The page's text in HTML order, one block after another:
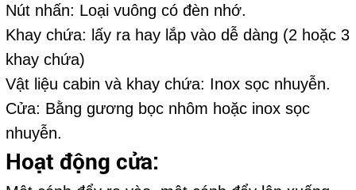
Nút nhấn: Loại vuông có đèn nhớ.
Khay chứa: lấy ra hay lắp vào dễ dàng (2 hoặc 3
khay chứa)
Vật liệu cabin và khay chứa: Inox sọc nhuyễn.
Cửa: Bằng gương bọc nhôm hoặc inox sọc
nhuyễn.
Hoạt động cửa: